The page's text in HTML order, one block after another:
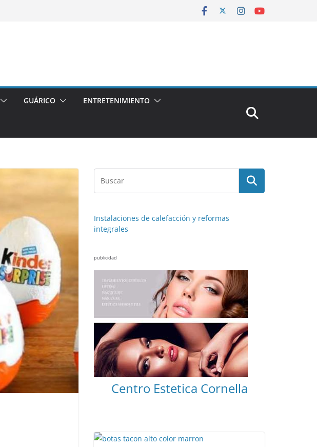
GUÁRICO ENTRETENIMIENTO
Instalaciones de calefacción y reformas
integrales
publicidad
Centro Estetica Cornella